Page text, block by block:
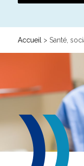
GRETA
GRETA-CFA JURA
GIP FTLV
GRETA-CFA de
GRETA-CFA du
GRETA-CFA
PROCHAINES
Accueil > Santé,